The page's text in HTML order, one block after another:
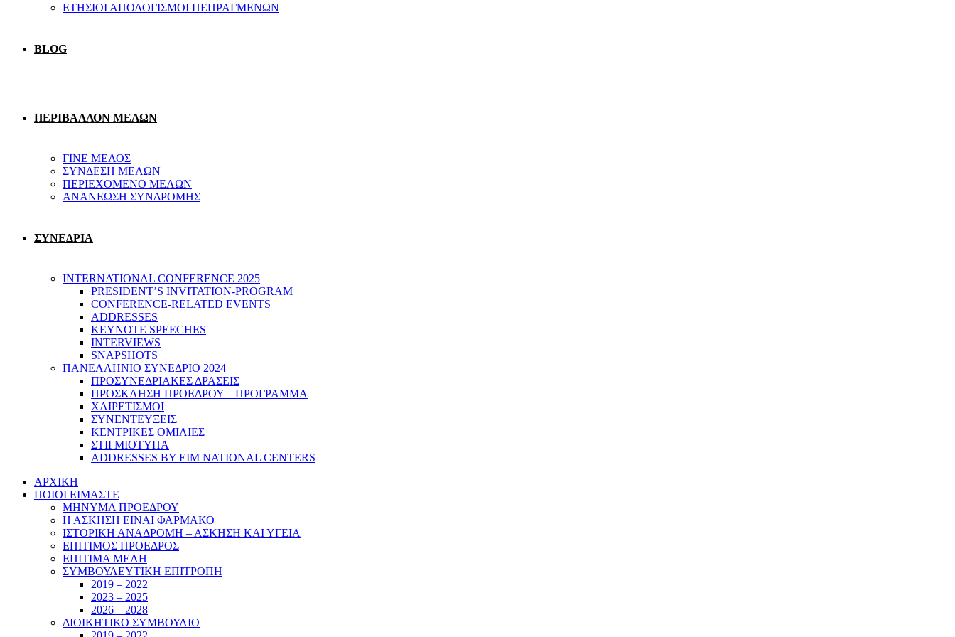
ΕΤΗΣΙΟΙ ΑΠΟΛΟΓΙΣΜΟΙ ΠΕΠΡΑΓΜΕΝΩΝ
BLOG
ΠΕΡΙΒΑΛΛΟΝ ΜΕΛΩΝ
ΓΙΝΕ ΜΕΛΟΣ
ΣΥΝΔΕΣΗ ΜΕΛΩΝ
ΠΕΡΙΕΧΟΜΕΝΟ ΜΕΛΩΝ
ΑΝΑΝΕΩΣΗ ΣΥΝΔΡΟΜΗΣ
ΣΥΝΕΔΡΙΑ
INTERNATIONAL CONFERENCE 2025
PRESIDENT’S INVITATION-PROGRAM
CONFERENCE-RELATED EVENTS
ADDRESSES
KEYNOTE SPEECHES
INTERVIEWS
SNAPSHOTS
ΠΑΝΕΛΛΗΝΙΟ ΣΥΝΕΔΡΙΟ 2024
ΠΡΟΣΥΝΕΔΡΙΑΚΕΣ ΔΡΑΣΕΙΣ
ΠΡΟΣΚΛΗΣΗ ΠΡΟΕΔΡΟΥ – ΠΡΟΓΡΑΜΜΑ
ΧΑΙΡΕΤΙΣΜΟΙ
ΣΥΝΕΝΤΕΥΞΕΙΣ
ΚΕΝΤΡΙΚΕΣ ΟΜΙΛΙΕΣ
ΣΤΙΓΜΙΟΤΥΠΑ
ADDRESSES BY EIM NATIONAL CENTERS
ΑΡΧΙΚΗ
ΠΟΙΟΙ ΕΙΜΑΣΤΕ
ΜΗΝΥΜΑ ΠΡΟΕΔΡΟΥ
Η ΑΣΚΗΣΗ ΕΙΝΑΙ ΦΑΡΜΑΚΟ
ΙΣΤΟΡΙΚΗ ΑΝΑΔΡΟΜΗ – ΑΣΚΗΣΗ ΚΑΙ ΥΓΕΙΑ
ΕΠΙΤΙΜΟΣ ΠΡΟΕΔΡΟΣ
ΕΠΙΤΙΜΑ ΜΕΛΗ
ΣΥΜΒΟΥΛΕΥΤΙΚΗ ΕΠΙΤΡΟΠΗ
2019 – 2022
2023 – 2025
2026 – 2028
ΔΙΟΙΚΗΤΙΚΟ ΣΥΜΒΟΥΛΙΟ